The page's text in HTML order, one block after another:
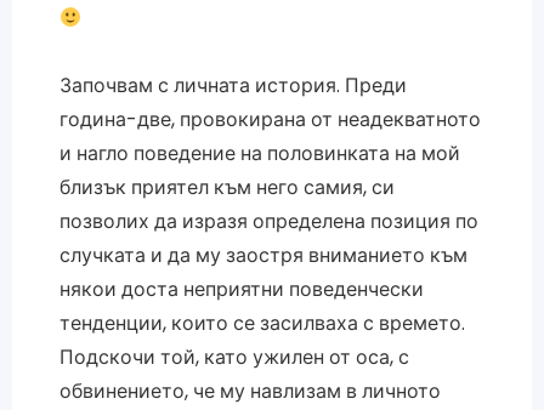
Започвам с личната история. Преди
година-две, провокирана от неадекватното
и нагло поведение на половинката на мой
близък приятел към него самия, си
позволих да изразя определена позиция по
случката и да му заостря вниманието към
някои доста неприятни поведенчески
тенденции, които се засилваха с времето.
Подскочи той, като ужилен от оса, с
обвинението, че му навлизам в личното